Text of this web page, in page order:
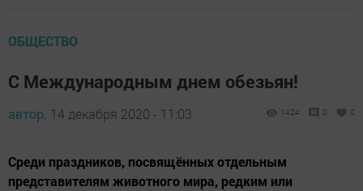
ОБЩЕСТВО
С Международным днем обезьян!
автор, 14 декабря 2020 - 11:03 1424 0 0
Среди праздников, посвящённых отдельным
представителям животного мира, редким или